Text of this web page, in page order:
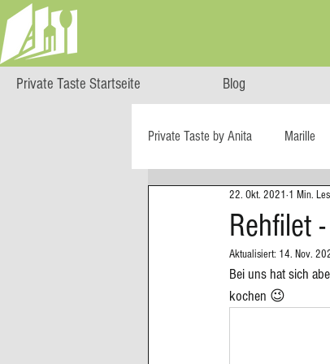
Private Taste Startseite Blog
Private Taste by Anita Marille
Cooking Class
Reise-Blog
Rehfilet
22. Okt. 2021 1 Min.
Aktualisiert: 14. Nov.
Bei uns hat sich
kochen 😉